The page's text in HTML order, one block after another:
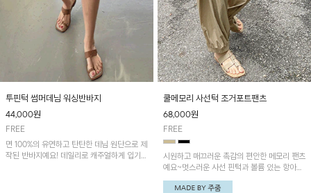
투핀턱 썸머데님 워싱반바지
44,000원
FREE
면 100%의 유연하고 탄탄한 데님 원단으로 제
작된 반바지예요! 데일리로 캐주얼하게 입기
쿨메모리 사선턱 조거포트팬츠
68,000원
FREE
시원하고 매끄러운 촉감의 편안한 메모리 팬츠
예요~멋스러운 사선 핀턱과 볼륨 있는 항아리
핏이 유니크한 아이템!